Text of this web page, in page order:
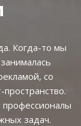
Когда-то мы
со
профессионалы
задач.